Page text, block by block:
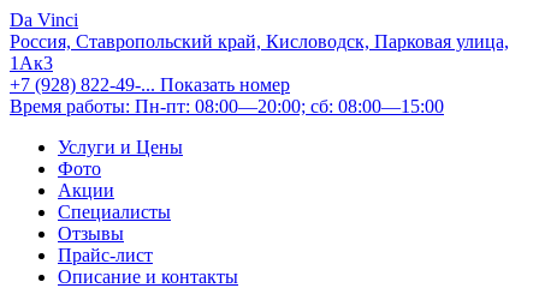
Da Vinci
Россия, Ставропольский край, Кисловодск, Парковая улица,
1Ак3
+7 (928) 822-49-... Показать номер
Время работы: Пн-пт: 08:00—20:00; сб: 08:00—15:00
Услуги и Цены
Фото
Акции
Специалисты
Отзывы
Прайс-лист
Описание и контакты